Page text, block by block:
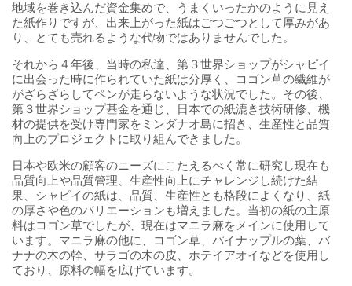
地域を巻き込んだ資金集めで、うまくいったかのように見え
た紙作りですが、出来上がった紙はごつごつとして厚みがあ
り、とても売れるような代物ではありませんでした。
それから４年後、当時の私達、第３世界ショップがシャピイ
に出会った時に作られていた紙は分厚く、コゴン草の繊維が
がざらざらしてペンが走らないような状況でした。その後、
第３世界ショップ基金を通じ、日本での紙漉き技術研修、機
材の提供を受け専門家をミンダナオ島に招き、生産性と品質
向上のプロジェクトに取り組んできました。
日本や欧米の顧客のニーズにこたえるべく常に研究し現在も
品質向上や品質管理、生産性向上にチャレンジし続けた結
果、シャピイの紙は、品質、生産性とも格段によくなり、紙
の厚さや色のバリエーションも増えました。当初の紙の主原
料はコゴン草でしたが、現在はマニラ麻をメインに使用して
います。マニラ麻の他に、コゴン草、パイナップルの葉、バ
ナナの木の幹、サラゴの木の皮、ホテイアオイなどを使用し
ており、原料の幅を広げています。